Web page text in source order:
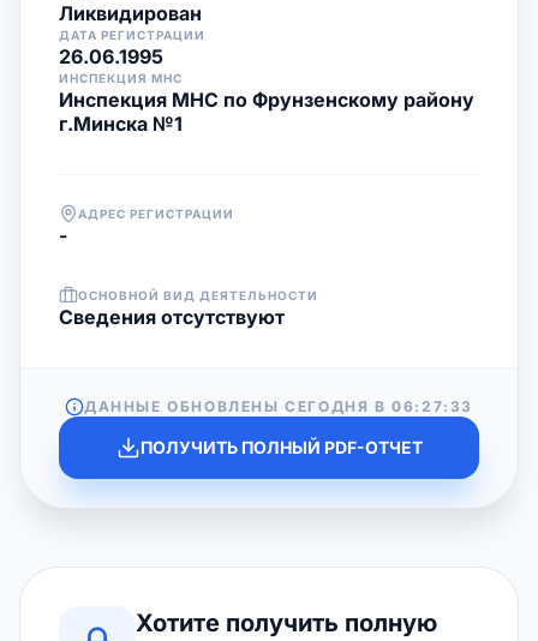
Ликвидирован
ДАТА РЕГИСТРАЦИИ
26.06.1995
ИНСПЕКЦИЯ МНС
Инспекция МНС по Фрунзенскому району
г.Минска №1
АДРЕС РЕГИСТРАЦИИ
-
ОСНОВНОЙ ВИД ДЕЯТЕЛЬНОСТИ
Cведения отсутствуют
ДАННЫЕ ОБНОВЛЕНЫ СЕГОДНЯ В06:27:33
ПОЛУЧИТЬ ПОЛНЫЙ PDF-ОТЧЕТ
Хотите получить полную